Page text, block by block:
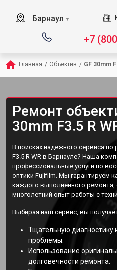
Барнаул ▼
+7
Главная / Объектив / GF 30mm
Ремонт
30mm F3.5 R
В поисках надежного сервиса по
F3.5 R WR в Барнауле? Наша
профессиональные услуги по
оптики Fujifilm. Мы гарантируем
каждого выполненного ремонта,
многолетний опыт работы с
Выбирая наш сервис, вы
Тщательную диагностику
проблемы.
Использование
долговечности ремонта.